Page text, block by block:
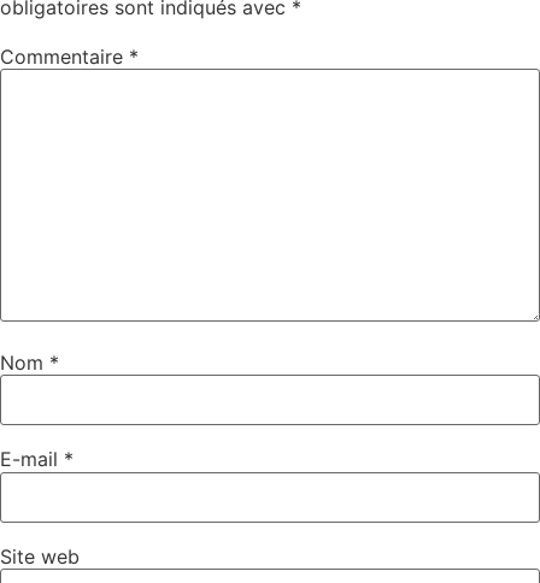
obligatoires sont indiqués avec *
Commentaire *
Nom *
E-mail *
Site web